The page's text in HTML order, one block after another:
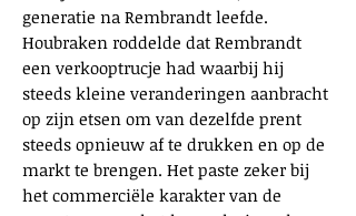
generatie na Rembrandt leefde.
Houbraken roddelde dat Rembrandt
een verkooptrucje had waarbij hij
steeds kleine veranderingen aanbracht
op zijn etsen om van dezelfde prent
steeds opnieuw af te drukken en op de
markt te brengen. Het paste zeker bij
het commerciële karakter van de